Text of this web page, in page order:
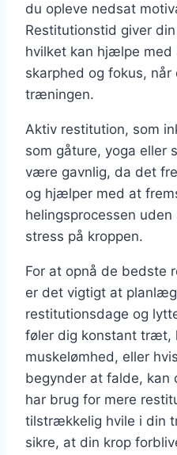
du opleve nedsat
Restitutionstid giver
hvilket kan hjælpe
skarphed og fokus,
træningen.
Aktiv restitution, som
som gåture, yoga eller
være gavnlig, da det
og hjælper med at
helingsprocessen
stress på kroppen.
For at opnå de bedste
er det vigtigt at
restitutionsdage og
føler dig konstant træt,
muskelømhed, eller
begynder at falde,
har brug for mere
tilstrækkelig hvile i din
sikre, at din krop